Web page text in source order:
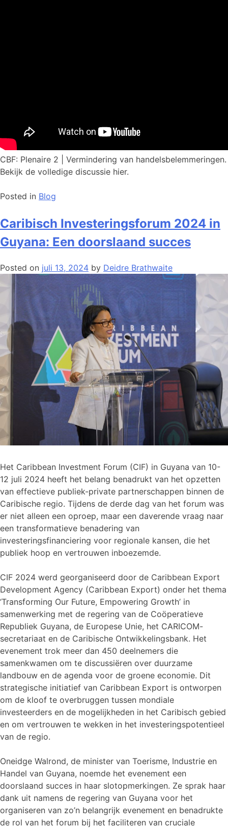
CBF: Plenaire 2 | Vermindering van handelsbelemmeringen.
Bekijk de volledige discussie hier.
Posted in Blog
Caribisch Investeringsforum 2024 in
Guyana: Een doorslaand succes
Posted on juli 13, 2024 by Deidre Brathwaite
Het Caribbean Investment Forum (CIF) in Guyana van 10-
12 juli 2024 heeft het belang benadrukt van het opzetten
van effectieve publiek-private partnerschappen binnen de
Caribische regio. Tijdens de derde dag van het forum was
er niet alleen een oproep, maar een daverende vraag naar
een transformatieve benadering van
investeringsfinanciering voor regionale kansen, die het
publiek hoop en vertrouwen inboezemde.
CIF 2024 werd georganiseerd door de Caribbean Export
Development Agency (Caribbean Export) onder het thema
‘Transforming Our Future, Empowering Growth’ in
samenwerking met de regering van de Coöperatieve
Republiek Guyana, de Europese Unie, het CARICOM-
secretariaat en de Caribische Ontwikkelingsbank. Het
evenement trok meer dan 450 deelnemers die
samenkwamen om te discussiëren over duurzame
landbouw en de agenda voor de groene economie. Dit
strategische initiatief van Caribbean Export is ontworpen
om de kloof te overbruggen tussen mondiale
investeerders en de mogelijkheden in het Caribisch gebied
en om vertrouwen te wekken in het investeringspotentieel
van de regio.
Oneidge Walrond, de minister van Toerisme, Industrie en
Handel van Guyana, noemde het evenement een
doorslaand succes in haar slotopmerkingen. Ze sprak haar
dank uit namens de regering van Guyana voor het
organiseren van zo’n belangrijk evenement en benadrukte
de rol van het forum bij het faciliteren van cruciale